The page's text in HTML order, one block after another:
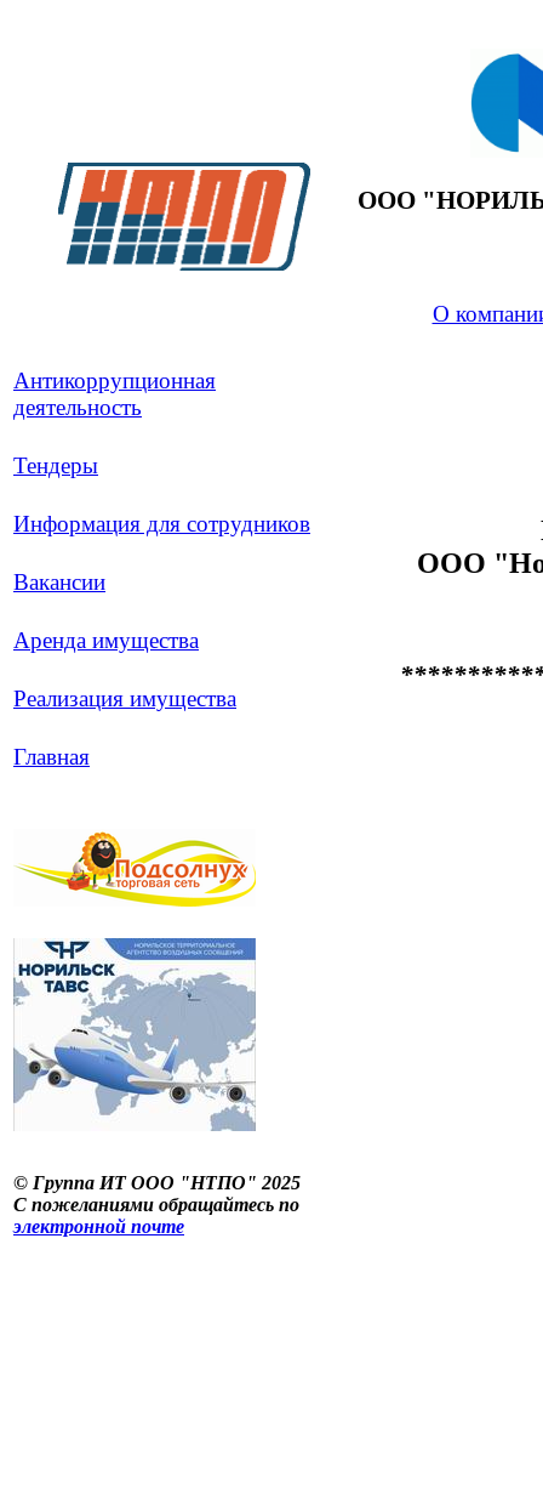
ООО
Антикоррупционная
деятельность
Тендеры
Информация для сотрудников
Вакансии
Аренда имущества
Реализация имущества
Главная
© Группа ИТ ООО "НТПО" 2025
С пожеланиями обращайтесь по
электронной почте
О
ООО